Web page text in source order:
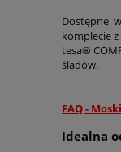
Dostępne
komplecie
tesa®
śladów.
FAQ -
Idealna